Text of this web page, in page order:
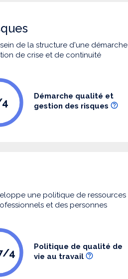
de la structure d'une démarche
de crise et de continuité
Démarche qualité et
gestion des risques
une politique de ressources
et des personnes
4
Politique de qualité de
vie au travail